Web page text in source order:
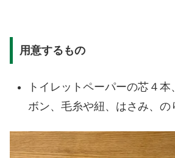
用意するもの
トイレットペーパーの芯４本
ボン、毛糸や紐、はさみ、の